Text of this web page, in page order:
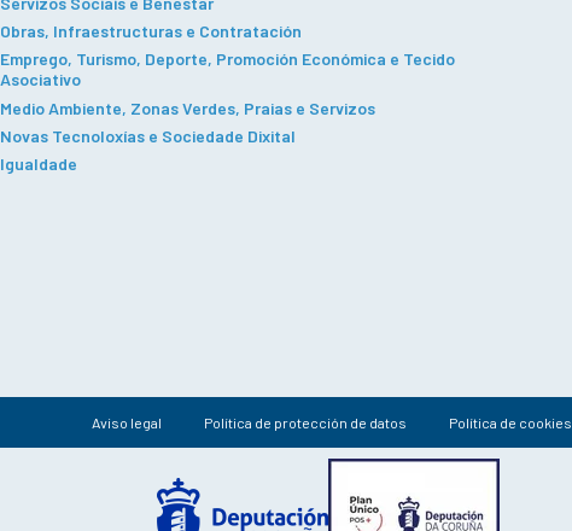
Obras, Infraestructuras e Contratación
Emprego, Turismo, Deporte, Promoción Económica e Tecido
Asociativo
Medio Ambiente, Zonas Verdes, Praias e Servizos
Novas Tecnoloxías e Sociedade Dixital
Igualdade
Aviso legal Política de protección de datos Política de cookies